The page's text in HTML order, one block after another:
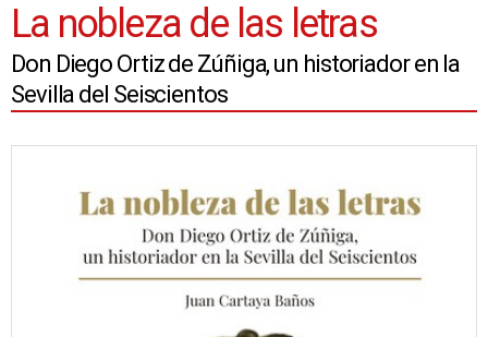
La nobleza de las letras
Don Diego Ortiz de Zúñiga, un historiador en la
Sevilla del Seiscientos